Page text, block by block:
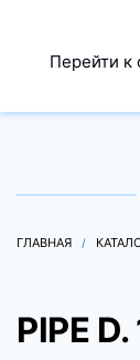
Перейти
0
ГЛАВНАЯ
PIPE